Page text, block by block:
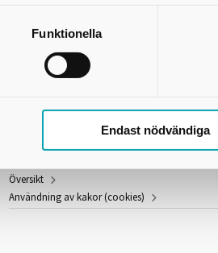
Funktionella
Endast nödvändiga
Översikt
Användning av kakor (cookies)